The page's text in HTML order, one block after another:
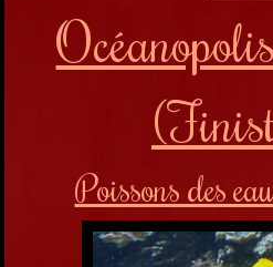
Poissons des